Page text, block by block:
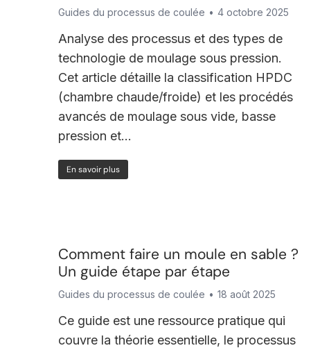
Guides du processus de coulée 4 octobre 2025
Analyse des processus et des types de
technologie de moulage sous pression.
Cet article détaille la classification HPDC
(chambre chaude/froide) et les procédés
avancés de moulage sous vide, basse
pression et...
En savoir plus
Comment faire un moule en sable ?
Un guide étape par étape
Guides du processus de coulée 18 août 2025
Ce guide est une ressource pratique qui
couvre la théorie essentielle, le processus